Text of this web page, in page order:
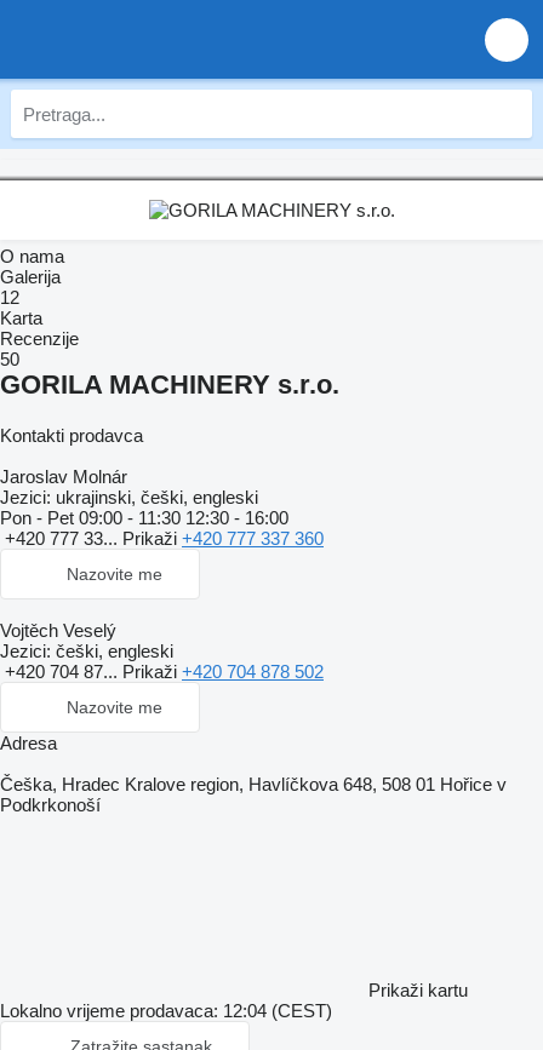
O nama
Galerija
12
Karta
Recenzije
50
GORILA MACHINERY s.r.o.
Kontakti prodavca
Jaroslav Molnár
Jezici: ukrajinski, češki, engleski
Pon - Pet 09:00 - 11:30 12:30 - 16:00
+420 777 33... Prikaži +420 777 337 360
Nazovite me
Vojtěch Veselý
Jezici: češki, engleski
+420 704 87... Prikaži +420 704 878 502
Nazovite me
Adresa
Češka, Hradec Kralove region, Havlíčkova 648, 508 01 Hořice v
Podkrkonoší
Prikaži kartu
Lokalno vrijeme prodavaca: 12:04 (CEST)